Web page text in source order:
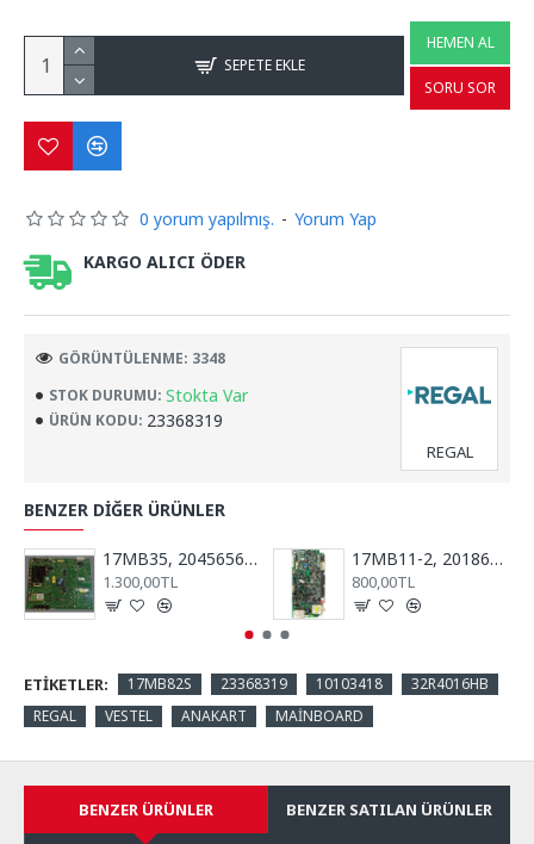
KARGO ALICI ÖDER
STOK DURUMU: Stokta Var
ÜRÜN KODU: 23368319
REGAL
GÖRÜNTÜLENME: 3348
0 yorum yapılmış. - Yorum Yap
SEPETE EKLE
HEMEN AL
SORU SOR
BENZER DIĞER ÜRÜNLER
17MB35, 20456565, RTV40781, REGAL, VESTEL, ANA KART, MAİN BOARD
1.300,00TL
17MB11-2, 20186813, 10033547, Anakart, Main Board, VESTEL, Millenium, 32''
800,00TL
ETIKETLER: 17MB82S 23368319 10103418
32R4016HB
REGAL
VESTEL ANAKART MAİNBOARD
BENZER ÜRÜNLER BENZER SATILAN ÜRÜNLER